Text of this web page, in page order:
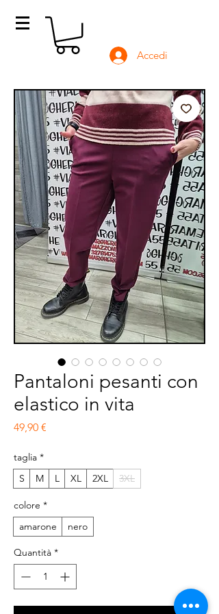
Accedi
Pantaloni pesanti con
elastico in vita
49,90 €
taglia *
S
M L XL 2XL 3XL
colore *
amarone
nero
Quantità *